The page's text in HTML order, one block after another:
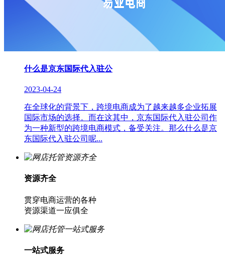
什么是京东国际代入驻公
2023-04-24
在全球化的背景下，跨境电商成为了越来越多企业拓展
国际市场的选择。而在这其中，京东国际代入驻公司作
为一种新型的跨境电商模式，备受关注。那么什么是京
东国际代入驻公司呢...
资源齐全
贯穿电商运营的各种
资源渠道一应俱全
一站式服务